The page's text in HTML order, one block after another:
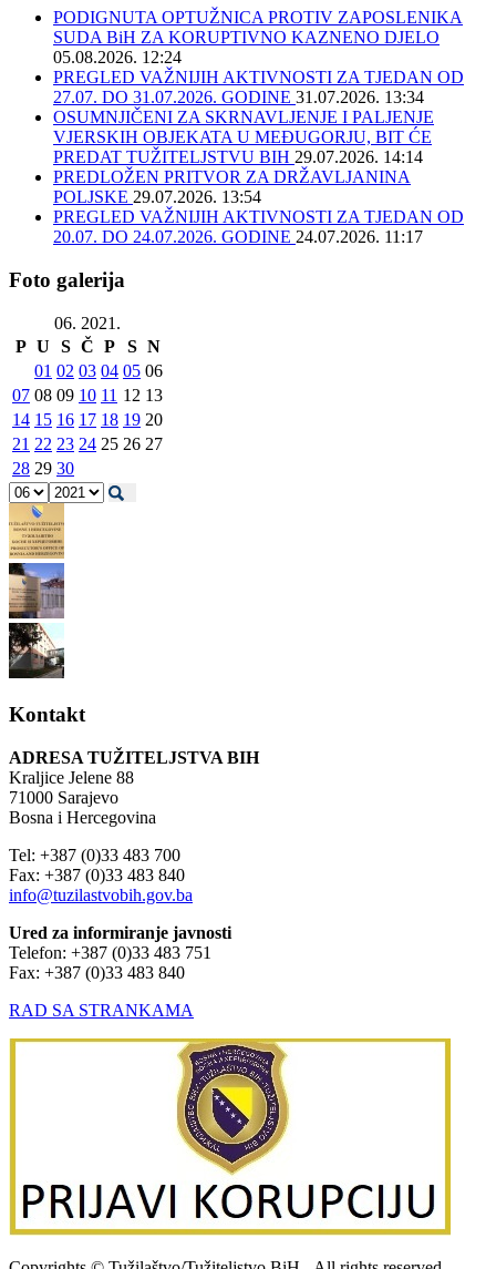
PODIGNUTA OPTUŽNICA PROTIV ZAPOSLENIKA
SUDA BiH ZA KORUPTIVNO KAZNENO DJELO
05.08.2026. 12:24
PREGLED VAŽNIJIH AKTIVNOSTI ZA TJEDAN OD
27.07. DO 31.07.2026. GODINE 31.07.2026. 13:34
OSUMNJIČENI ZA SKRNAVLJENJE I PALJENJE
VJERSKIH OBJEKATA U MEĐUGORJU, BIT ĆE
PREDAT TUŽITELJSTVU BIH 29.07.2026. 14:14
PREDLOŽEN PRITVOR ZA DRŽAVLJANINA
POLJSKE 29.07.2026. 13:54
PREGLED VAŽNIJIH AKTIVNOSTI ZA TJEDAN OD
20.07. DO 24.07.2026. GODINE 24.07.2026. 11:17
Foto galerija
06. 2021.
P U S Č P S N
01 02 03 04 05 06
07 08 09 10 11 12 13
14 15 16 17 18 19 20
21 22 23 24 25 26 27
28 29 30
Kontakt
ADRESA TUŽITELJSTVA BIH
Kraljice Jelene 88
71000 Sarajevo
Bosna i Hercegovina
Tel: +387 (0)33 483 700
Fax: +387 (0)33 483 840
info@tuzilastvobih.gov.ba
Ured za informiranje javnosti
Telefon: +387 (0)33 483 751
Fax: +387 (0)33 483 840
RAD SA STRANKAMA